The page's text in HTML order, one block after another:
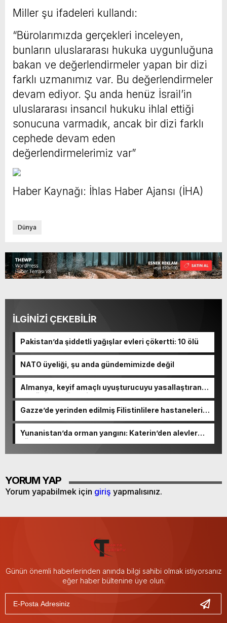
Miller şu ifadeleri kullandı:
“Bürolarımızda gerçekleri inceleyen,
bunların uluslararası hukuka uygunluğuna
bakan ve değerlendirmeler yapan bir dizi
farklı uzmanımız var. Bu değerlendirmeler
devam ediyor. Şu anda henüz İsrail’in
uluslararası insancıl hukuku ihlal ettiği
sonucuna varmadık, ancak bir dizi farklı
cephede devam eden
değerlendirmelerimiz var”
Haber Kaynağı: İhlas Haber Ajansı (İHA)
Dünya
İLGİNİZİ ÇEKEBİLİR
Pakistan’da şiddetli yağışlar evleri çökertti: 10 ölü
NATO üyeliği, şu anda gündemimizde değil
Almanya, keyif amaçlı uyuşturucuyu yasallaştıran
en büyük AB ülkesi oldu
Gazze’de yerinden edilmiş Filistinlilere hastaneleri
Yunanistan’da orman yangını: Katerin’den alevler
yükseldi
YORUM YAP
Yorum yapabilmek için giriş yapmalısınız.
Günün önemli haberlerinden anında bilgi sahibi olmak istiyorsanız
eğer haber bültenine üye olun.